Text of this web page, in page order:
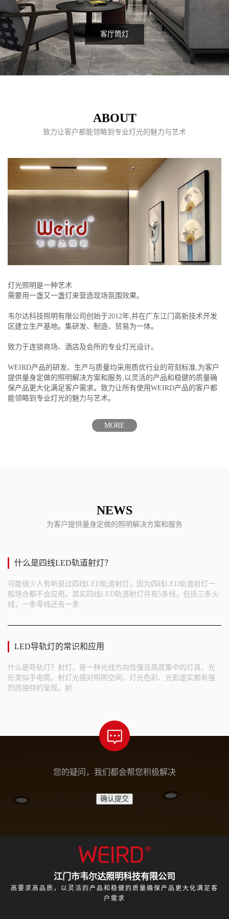
客厅筒灯
ABOUT
致力让客户都能领略到专业灯光的魅力与艺术
灯光照明是一种艺术
需要用一盏又一盏灯来营造现场氛围效果。
韦尔达科技照明有限公司创始于2012年,并在广东江门高新技术开发
区建立生产基地。集研发、制造、贸易为一体。
致力于连锁商场、酒店及会所的专业灯光设计。
WEIRD产品的研发、生产与质量均采用质优行业的苛刻标准,为客户
提供量身定做的照明解决方案和服务,以灵活的产品和稳健的质量确
保产品更大化满足客户需求。致力让所有使用WEIRD产品的客户都
能领略到专业灯光的魅力与艺术。
MORE
NEWS
为客户提供量身定做的照明解决方案和服务
什么是四线LED轨道射灯？
可能很少人有听说过四线LED轨道射灯，因为四线LED轨道射灯一
般场合都不会应用。其实四线LED轨道射灯共有5条线，包括三条火
线，一条零线还有一条..
LED导轨灯的常识和应用
什么是导轨灯？射灯，是一种光线方向性强且高度集中的灯具，光
形类似手电筒。射灯光感对照明空间、灯光色彩、光影虚实都有强
烈而独特的呈现。射..
您的疑问，我们都会帮您积极解决
江门市韦尔达照明科技有限公司
高要求高品质，以灵活的产品和稳健的质量确保产品更大化满足客
户需求